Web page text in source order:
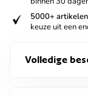
verified
5000+ artikelen
keuze uit een
Volledige